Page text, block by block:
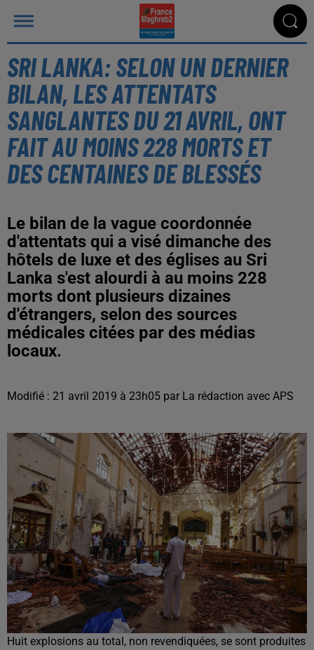
SRI LANKA: SELON UN DERNIER
BILAN, LES ATTENTATS
SANGLANTES DU 21 AVRIL, ONT
FAIT AU MOINS 228 MORTS ET
DES CENTAINES DE BLESSÉS
Le bilan de la vague coordonnée
d'attentats qui a visé dimanche des
hôtels de luxe et des églises au Sri
Lanka s'est alourdi à au moins 228
morts dont plusieurs dizaines
d'étrangers, selon des sources
médicales citées par des médias
locaux.
Modifié : 21 avril 2019 à 23h05 par La rédaction avec APS
Huit explosions au total, non revendiquées, se sont produites